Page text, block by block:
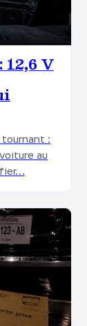
V
tournant :
au